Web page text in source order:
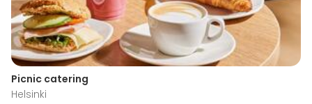
Picnic catering
Helsinki